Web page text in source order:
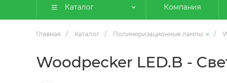
Каталог Компания
Главная / Каталог / Полимеризационные лампы /
Woodpecker LED.B -